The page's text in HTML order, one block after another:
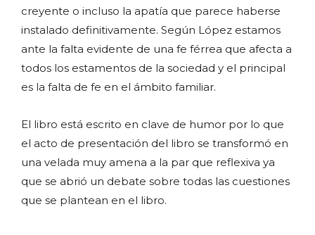
creyente o incluso la apatía que parece haberse
instalado definitivamente. Según López estamos
ante la falta evidente de una fe férrea que afecta a
todos los estamentos de la sociedad y el principal
es la falta de fe en el ámbito familiar.
El libro está escrito en clave de humor por lo que
el acto de presentación del libro se transformó en
una velada muy amena a la par que reflexiva ya
que se abrió un debate sobre todas las cuestiones
que se plantean en el libro.